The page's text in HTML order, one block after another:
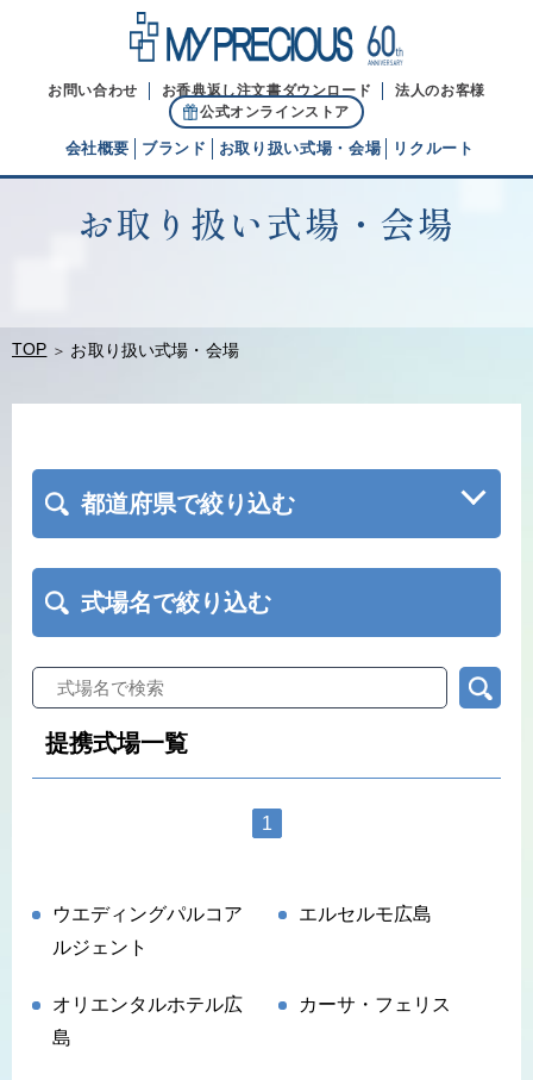
お問い合わせ お香典返し注文書ダウンロード
法人のお客様
公式オンラインストア
会社概要
代表ご挨拶
ブランド お取り扱い式場・会場 リクルート
お取り扱い式場・会場
TOP お取り扱い式場・会場
都道府県で絞り込む
式場名で絞り込む
提携式場一覧
1
ウエディングパルコア
ルジェント
エルセルモ広島
オリエンタルホテル広
島
カーサ・フェリス